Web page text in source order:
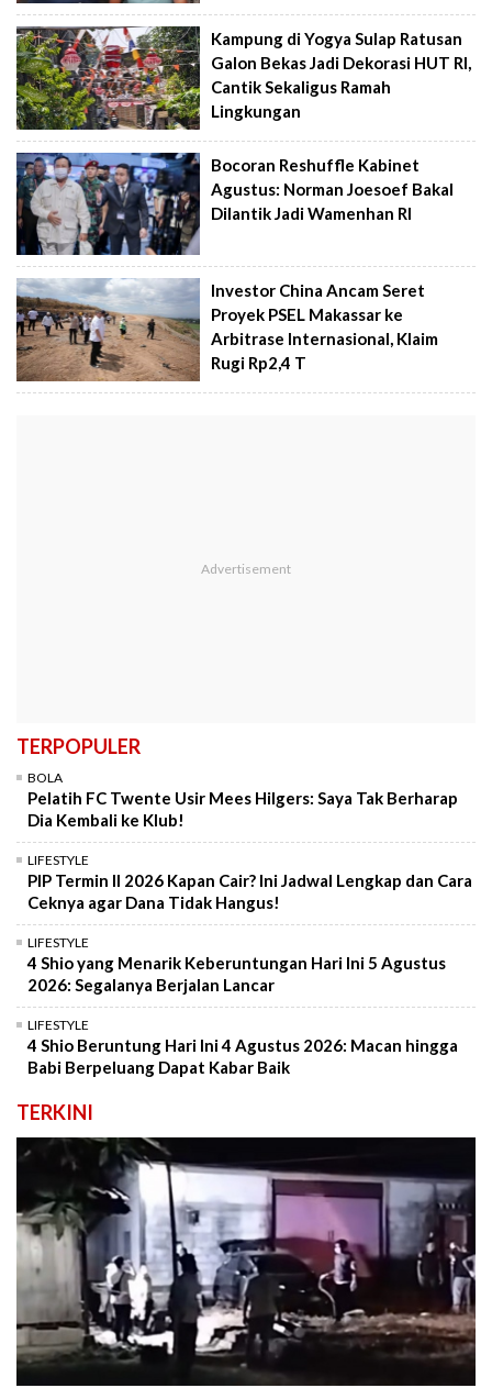
Kampung di Yogya Sulap Ratusan
Galon Bekas Jadi Dekorasi HUT RI,
Cantik Sekaligus Ramah
Lingkungan
Bocoran Reshuffle Kabinet
Agustus: Norman Joesoef Bakal
Dilantik Jadi Wamenhan RI
Investor China Ancam Seret
Proyek PSEL Makassar ke
Arbitrase Internasional, Klaim
Rugi Rp2,4 T
TERPOPULER
BOLA
Pelatih FC Twente Usir Mees Hilgers: Saya Tak Berharap
Dia Kembali ke Klub!
LIFESTYLE
PIP Termin II 2026 Kapan Cair? Ini Jadwal Lengkap dan Cara
Ceknya agar Dana Tidak Hangus!
LIFESTYLE
4 Shio yang Menarik Keberuntungan Hari Ini 5 Agustus
2026: Segalanya Berjalan Lancar
LIFESTYLE
4 Shio Beruntung Hari Ini 4 Agustus 2026: Macan hingga
Babi Berpeluang Dapat Kabar Baik
TERKINI